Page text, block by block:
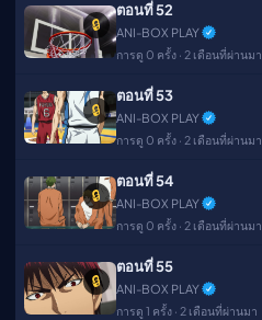
🔒
ตอนที่ 52
ANI-BOX PLAY
การดู 0 ครั้ง · 2 เดือนที่ผ่านมา
🔒
ตอนที่ 53
ANI-BOX PLAY
การดู 0 ครั้ง · 2 เดือนที่ผ่านมา
🔒
ตอนที่ 54
ANI-BOX PLAY
การดู 0 ครั้ง · 2 เดือนที่ผ่านมา
🔒
ตอนที่ 55
ANI-BOX PLAY
การดู 1 ครั้ง · 2 เดือนที่ผ่านมา